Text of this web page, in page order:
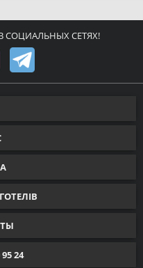
СОЦИАЛЬНЫХ СЕТЯХ!
24